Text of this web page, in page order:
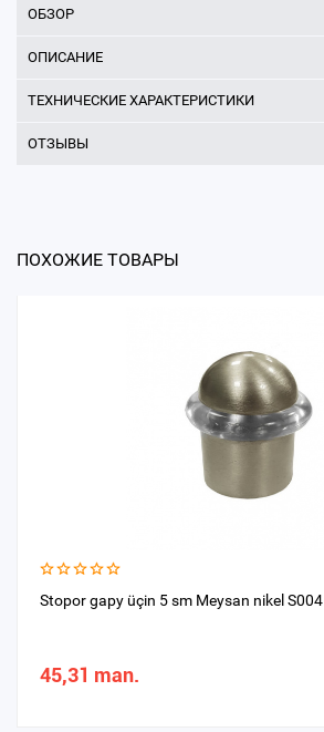
ОБЗОР
ОПИСАНИЕ
ТЕХНИЧЕСКИЕ ХАРАКТЕРИСТИКИ
ОТЗЫВЫ
ПОХОЖИЕ ТОВАРЫ
Stopor gapy üçin 5 sm Meysan nikel S004
45,31 man.